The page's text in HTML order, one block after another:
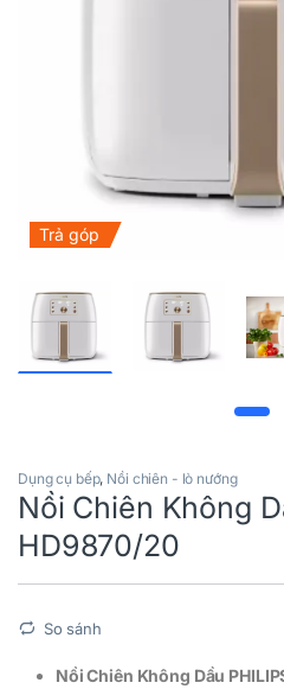
Trả góp
Dụng cụ bếp, Nồi chiên - lò nướng
Nồi Chiên Không
HD9870/20
So sánh
Nồi Chiên Không Dầu